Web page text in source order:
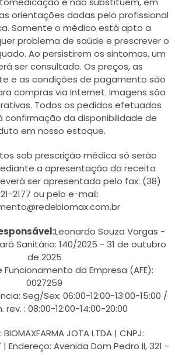
orientações dadas pelo profissional
Somente o médico está apto a
problema de saúde e prescrever o
Ao persistirem os sintomas, um
ser consultado. Os preços, as
e as condições de pagamento são
compras via Internet. Imagens são
Todos os pedidos efetuados
confirmação da disponibilidade de
em nosso estoque.
sob prescrição médica só serão
a apresentação da receita
ser apresentada pelo fax: (38)
2177 ou pelo e-mail:
Leonardo Souza Vargas -
Sanitário: 140/2025 - 31 de outubro
de 2025
da Empresa (AFE):
0027259
Seg/Sex: 06:00-12:00-13:00-15:00 /
rev. : 08:00-12:00-14:00-20:00
JOTA LTDA | CNPJ:
| Endereço: Avenida Dom Pedro II, 321 -